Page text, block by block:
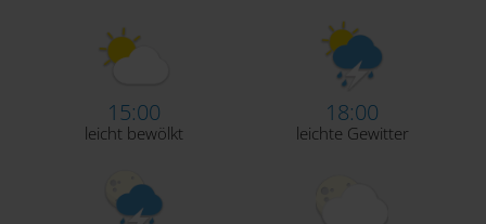
15:00
leicht bewölkt
18:00
leichte Gewitter